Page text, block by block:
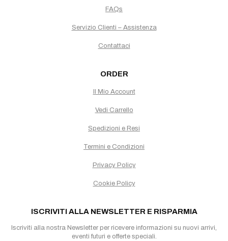
FAQs
Servizio Clienti – Assistenza
Contattaci
ORDER
Il Mio Account
Vedi Carrello
Spedizioni e Resi
Termini e Condizioni
Privacy Policy
Cookie Policy
ISCRIVITI ALLA NEWSLETTER E RISPARMIA
Iscriviti alla nostra Newsletter per ricevere informazioni su nuovi arrivi,
eventi futuri e offerte speciali.